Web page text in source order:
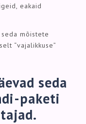
eakaid
mõistete
“vajalikkuse”
seda
paketi